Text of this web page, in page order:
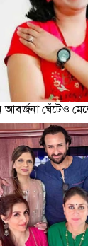
আবর্জনা ঘেঁটেও